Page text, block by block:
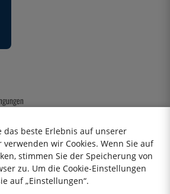
KitchenLab AB
das beste Erlebnis auf unserer
wir Cookies. Wenn Sie auf
stimmen Sie der Speicherung von
zu. Um die Cookie-Einstellungen
auf „Einstellungen“.